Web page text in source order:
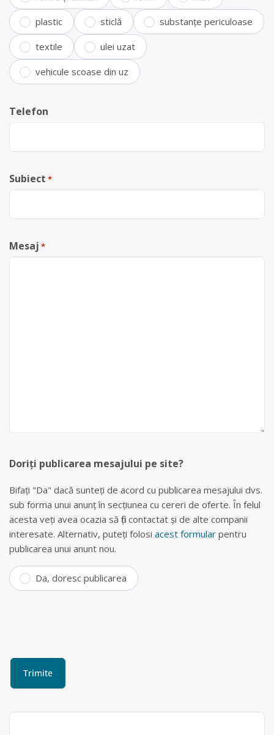
plastic sticlă substanțe periculoase
textile ulei uzat
vehicule scoase din uz
Telefon
Subiect *
Mesaj *
Doriți publicarea mesajului pe site?
Bifați "Da" dacă sunteți de acord cu publicarea mesajului dvs.
sub forma unui anunț în secțiunea cu cereri de oferte. În felul
acesta veți avea ocazia să fiți contactat și de alte companii
interesate. Alternativ, puteți folosi acest formular pentru
publicarea unui anunt nou.
Da, doresc publicarea